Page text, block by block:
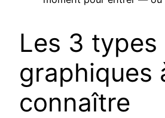
Les 3 types
graphiques
connaître